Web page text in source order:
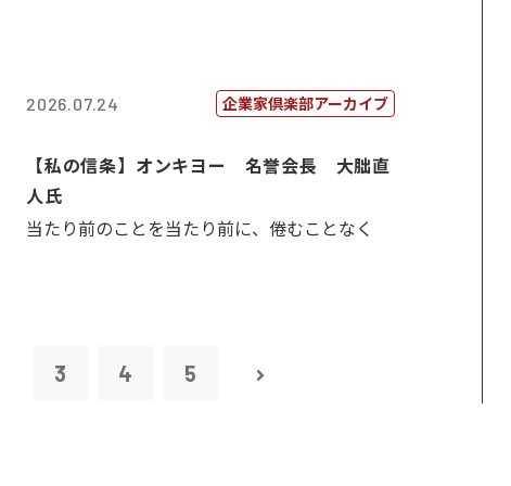
2026.07.24 企業家倶楽部アーカイブ
【私の信条】オンキヨー 名誉会長 大朏直
人氏
当たり前のことを当たり前に、倦むことなく
3 4 5